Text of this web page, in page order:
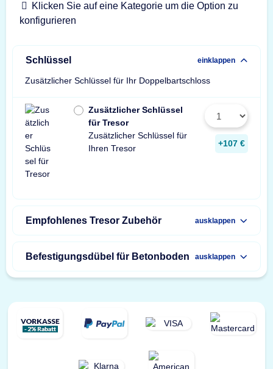
Klicken Sie auf eine Kategorie um die Option zu
konfigurieren
Schlüssel einklappen
Zusätzlicher Schlüssel für Ihr Doppelbartschloss
Zusätzlicher Schlüssel
für Tresor
Zusätzlicher Schlüssel für
Ihren Tresor
+107 €
Empfohlenes Tresor Zubehör ausklappen
Befestigungsdübel für Betonboden ausklappen